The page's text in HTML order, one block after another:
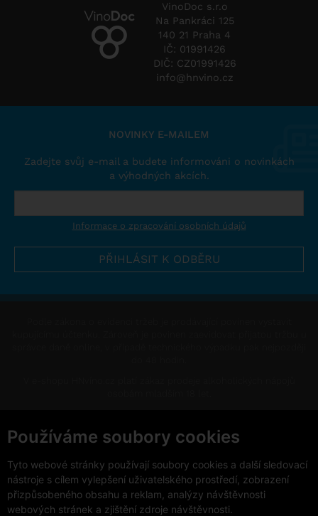
Používáme soubory cookies
Tyto webové stránky používají soubory cookies a další sledovací
nástroje s cílem vylepšení uživatelského prostředí, zobrazení
přizpůsobeného obsahu a reklam, analýzy návštěvnosti
webových stránek a zjištění zdroje návštěvnosti.
VinoDoc s.r.o
Na Pankráci 125
140 21 Praha 4
IČ: 01991426
DIČ: CZ01991426
info@hnvino.cz
NOVINKY E-MAILEM
Zadejte svůj e-mail a budete informováni o novinkách
a výhodných akcích.
Informace o zpracování osobních údajů
Změnit nastavení cookies